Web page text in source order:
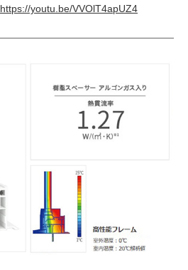
https://youtu.be/VVOlT4apUZ4